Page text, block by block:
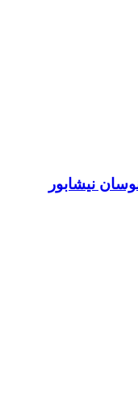
نیشابور